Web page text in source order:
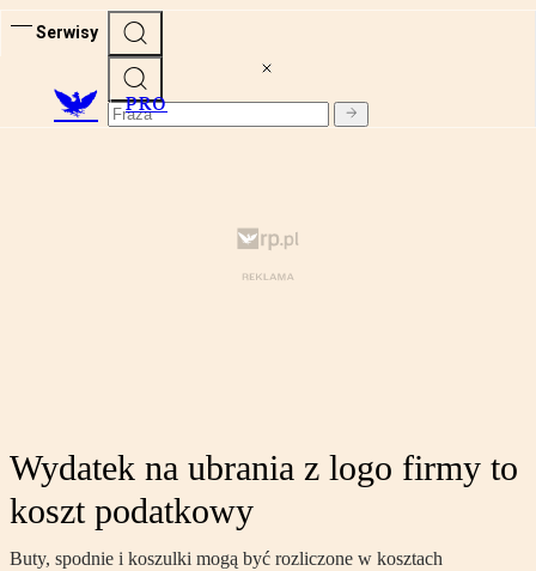
Serwisy
PRO
Wydatek na ubrania z logo firmy to
koszt podatkowy
Buty, spodnie i koszulki mogą być rozliczone w kosztach